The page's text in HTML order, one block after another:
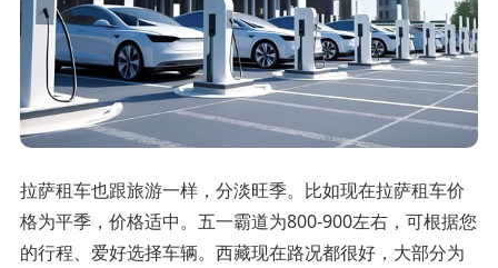
拉萨租车也跟旅游一样，分淡旺季。比如现在拉萨租车价
格为平季，价格适中。五一霸道为800-900左右，可根据您
的行程、爱好选择车辆。西藏现在路况都很好，大部分为